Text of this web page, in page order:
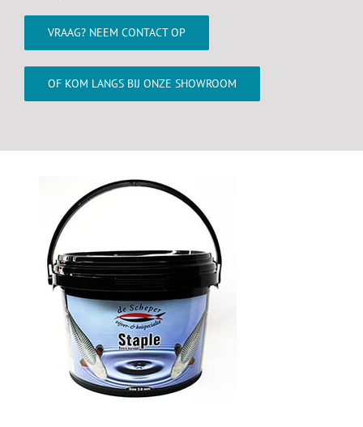
VRAAG? NEEM CONTACT OP
OF KOM LANGS BIJ ONZE SHOWROOM